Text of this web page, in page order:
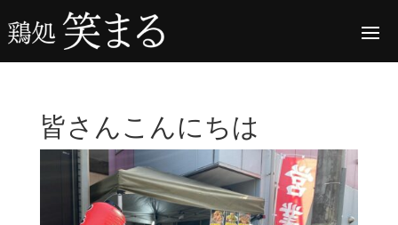
皆さんこんにちは